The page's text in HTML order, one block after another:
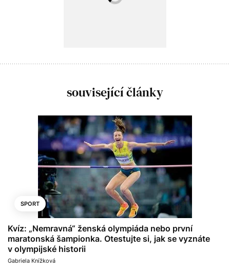
související články
SPORT
Kvíz: „Nemravná“ ženská olympiáda nebo první
maratonská šampionka. Otestujte si, jak se vyznáte
v olympijské historii
Gabriela Knížková